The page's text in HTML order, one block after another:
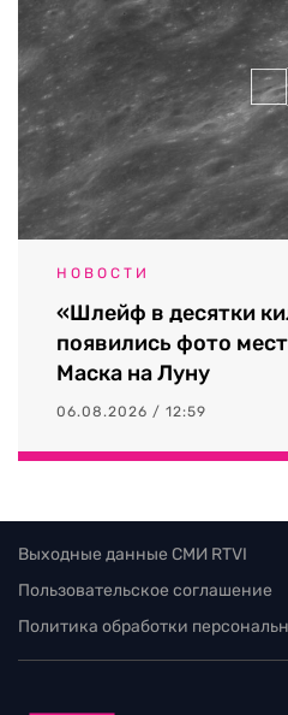
НОВОСТИ
«Шлейф в десятки
появились фото
Маска на Луну
06.08.2026 / 12:59
Выходные данные СМИ RTVI
Пользовательское соглашение
Политика обработки